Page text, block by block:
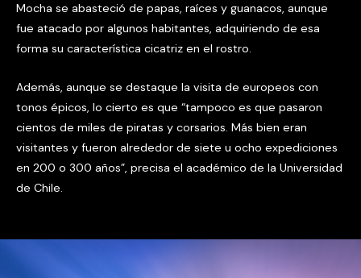
Mocha se abasteció de papas, raíces y guanacos, aunque
fue atacado por algunos habitantes, adquiriendo de esa
forma su característica cicatriz en el rostro.
Además, aunque se destaque la visita de europeos con
tonos épicos, lo cierto es que “tampoco es que pasaron
cientos de miles de piratas y corsarios. Más bien eran
visitantes y fueron alrededor de siete u ocho expediciones
en 200 o 300 años”, precisa el académico de la Universidad
de Chile.